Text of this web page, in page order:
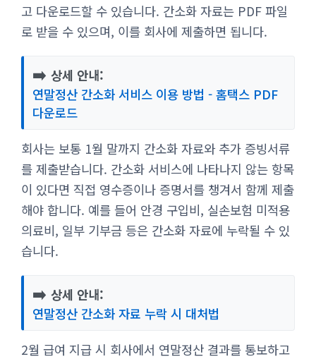
고 다운로드할 수 있습니다. 간소화 자료는 PDF 파일
로 받을 수 있으며, 이를 회사에 제출하면 됩니다.
➡️ 상세 안내:
연말정산 간소화 서비스 이용 방법 - 홈택스 PDF
다운로드
회사는 보통 1월 말까지 간소화 자료와 추가 증빙서류
를 제출받습니다. 간소화 서비스에 나타나지 않는 항목
이 있다면 직접 영수증이나 증명서를 챙겨서 함께 제출
해야 합니다. 예를 들어 안경 구입비, 실손보험 미적용
의료비, 일부 기부금 등은 간소화 자료에 누락될 수 있
습니다.
➡️ 상세 안내:
연말정산 간소화 자료 누락 시 대처법
2월 급여 지급 시 회사에서 연말정산 결과를 통보하고